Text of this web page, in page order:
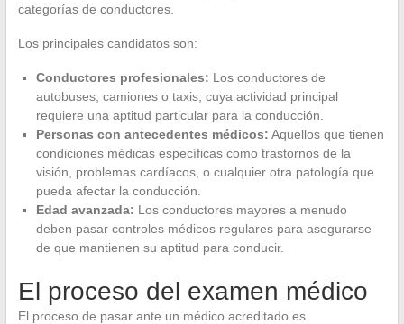
categorías de conductores.
Los principales candidatos son:
Conductores profesionales: Los conductores de
autobuses, camiones o taxis, cuya actividad principal
requiere una aptitud particular para la conducción.
Personas con antecedentes médicos: Aquellos que tienen
condiciones médicas específicas como trastornos de la
visión, problemas cardíacos, o cualquier otra patología que
pueda afectar la conducción.
Edad avanzada: Los conductores mayores a menudo
deben pasar controles médicos regulares para asegurarse
de que mantienen su aptitud para conducir.
El proceso del examen médico
El proceso de pasar ante un médico acreditado es